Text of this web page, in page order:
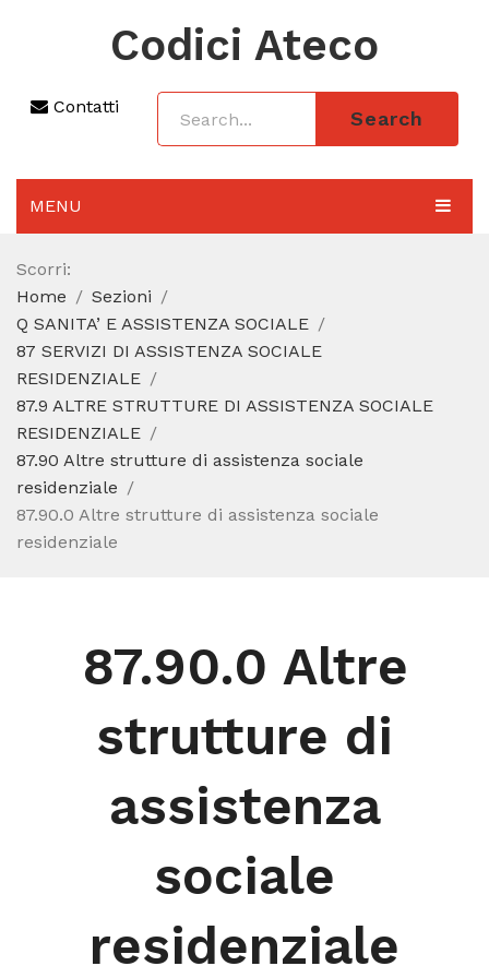
Codici Ateco
Contatti
Search
MENU
AGGIORNAMENTO 2025
SEZIONI
CODICE ATECO A COSA SERVE
REGIME FORFETTARIO
CODICE FISCALE
Scorri:
Home
Sezioni
Q SANITA’ E ASSISTENZA SOCIALE
87 SERVIZI DI ASSISTENZA SOCIALE
RESIDENZIALE
87.9 ALTRE STRUTTURE DI ASSISTENZA SOCIALE
RESIDENZIALE
87.90 Altre strutture di assistenza sociale
residenziale
87.90.0 Altre strutture di assistenza sociale
residenziale
87.90.0 Altre
strutture di
assistenza
sociale
residenziale